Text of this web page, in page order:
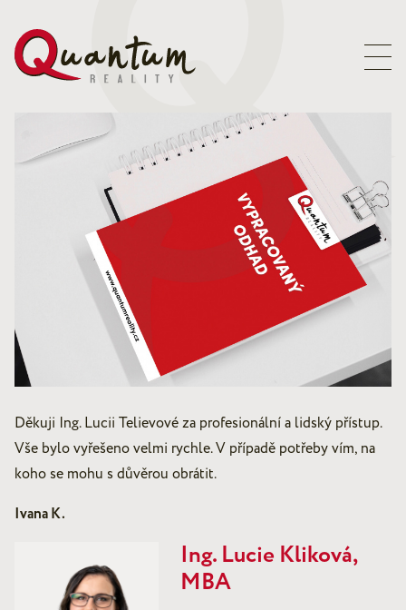
Děkuji Ing. Lucii Telievové za profesionální a lidský přístup.
Vše bylo vyřešeno velmi rychle. V případě potřeby vím, na
koho se mohu s důvěrou obrátit.
Ivana K.
Ing. Lucie Kliková,
MBA